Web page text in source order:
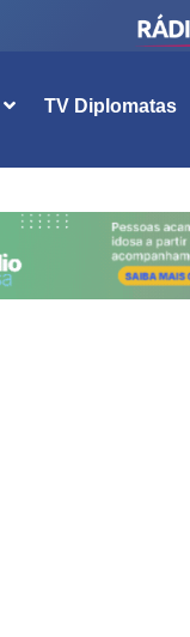
TV Diplomatas